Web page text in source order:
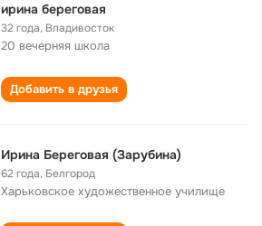
ирина береговая
32 года, Владивосток
20 вечерняя школа
Добавить в друзья
Ирина Береговая (Зарубина)
62 года, Белгород
Харьковское художественное училище